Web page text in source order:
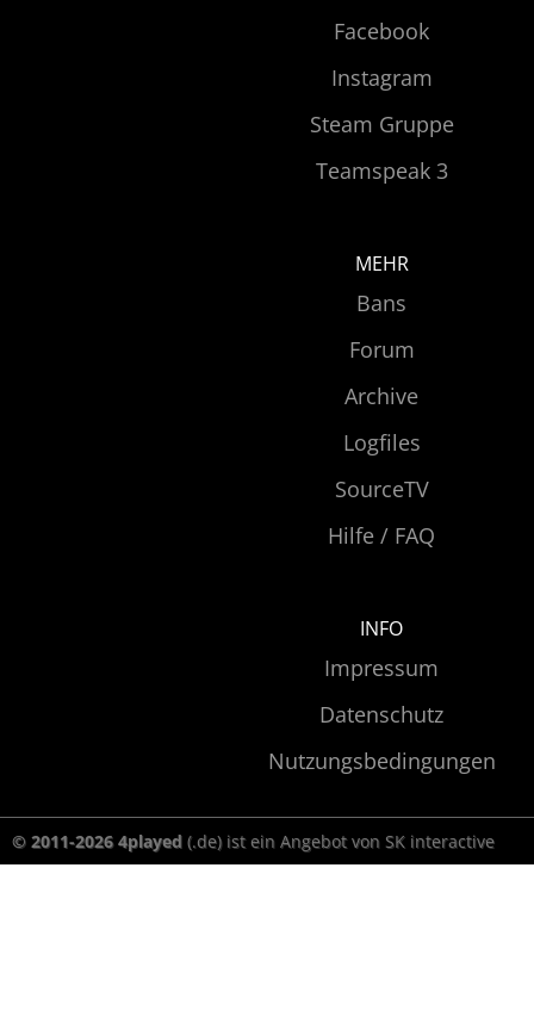
Facebook
Instagram
Steam Gruppe
Teamspeak 3
MEHR
Bans
Forum
Archive
Logfiles
SourceTV
Hilfe / FAQ
INFO
Impressum
Datenschutz
Nutzungsbedingungen
© 2011-2026 4played (.de) ist ein Angebot von SK interactive